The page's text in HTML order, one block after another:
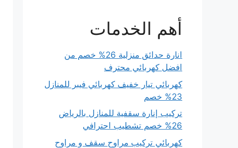
أهم الخدمات
انارة حدائق منزلية 26% خصم من
افضل كهربائي محترف
كهربائي تيار خفيف كهربائي فيبر للمنازل
23% خصم
تركيب إنارة سقفية للمنازل بالرياض
26% خصم تشطيب احترافي
كهربائي تركيب مراوح سقف و مراوح